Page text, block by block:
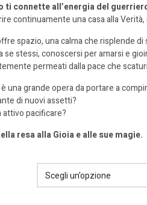
ti connette all’energia del
continuamente una casa alla Verità,
spazio, una calma che risplende di
se stessi, conoscersi per amarsi e
permeati dalla pace che
una grande opera da portare a
di nuovi assetti?
pacificare?
resa alla Gioiae alle sue magie.